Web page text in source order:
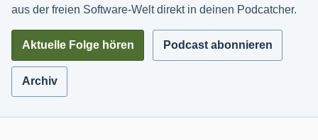
aus der freien Software-Welt direkt in deinen Podcatcher.
Aktuelle Folge hören Podcast abonnieren
Archiv